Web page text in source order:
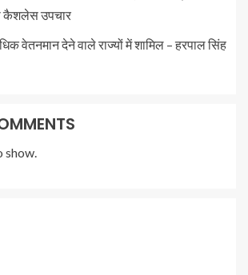
कैशलेस उपचार
वेतनमान देने वाले राज्यों में शामिल – हरपाल सिंह